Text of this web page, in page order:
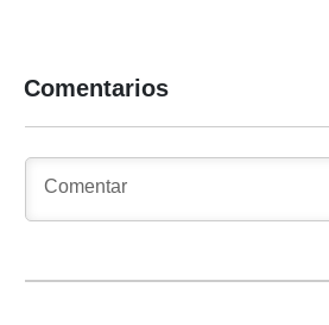
Comentarios